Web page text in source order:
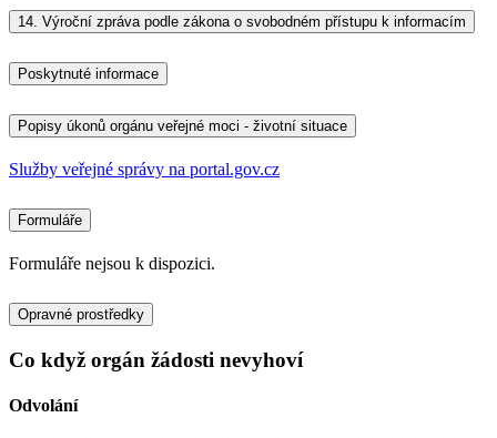
14. Výroční zpráva podle zákona o svobodném přístupu k informacím
Poskytnuté informace
Popisy úkonů orgánu veřejné moci - životní situace
Služby veřejné správy na portal.gov.cz
Formuláře
Formuláře nejsou k dispozici.
Opravné prostředky
Co když orgán žádosti nevyhoví
Odvolání